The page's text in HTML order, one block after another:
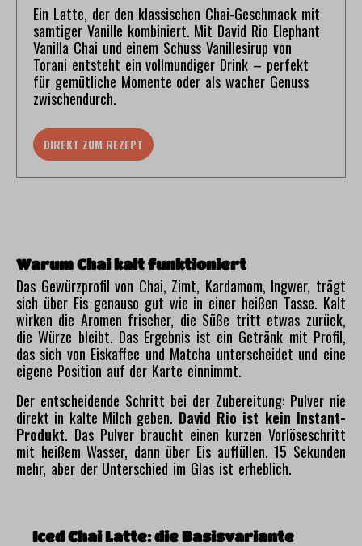
Ein Latte, der den klassischen Chai-Geschmack mit
samtiger Vanille kombiniert. Mit David Rio Elephant
Vanilla Chai und einem Schuss Vanillesirup von
Torani entsteht ein vollmundiger Drink – perfekt
für gemütliche Momente oder als wacher Genuss
zwischendurch.
DIREKT ZUM REZEPT
Warum Chai kalt funktioniert
Das Gewürzprofil von Chai, Zimt, Kardamom, Ingwer, trägt
sich über Eis genauso gut wie in einer heißen Tasse. Kalt
wirken die Aromen frischer, die Süße tritt etwas zurück,
die Würze bleibt. Das Ergebnis ist ein Getränk mit Profil,
das sich von Eiskaffee und Matcha unterscheidet und eine
eigene Position auf der Karte einnimmt.
Der entscheidende Schritt bei der Zubereitung: Pulver nie
direkt in kalte Milch geben. David Rio ist kein Instant-
Produkt. Das Pulver braucht einen kurzen Vorlöseschritt
mit heißem Wasser, dann über Eis auffüllen. 15 Sekunden
mehr, aber der Unterschied im Glas ist erheblich.
Iced Chai Latte: die Basisvariante